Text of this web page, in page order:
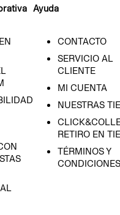
Ayuda
CONTACTO
SERVICIO AL
CLIENTE
MI CUENTA
NUESTRAS
RETIRO EN
TÉRMINOS Y
CONDICIONES